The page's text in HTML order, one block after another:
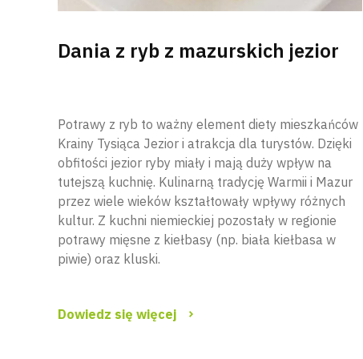
Dania z ryb z mazurskich jezior
Potrawy z ryb to ważny element diety mieszkańców
Krainy Tysiąca Jezior i atrakcja dla turystów. Dzięki
obfitości jezior ryby miały i mają duży wpływ na
tutejszą kuchnię. Kulinarną tradycję Warmii i Mazur
przez wiele wieków kształtowały wpływy różnych
kultur. Z kuchni niemieckiej pozostały w regionie
potrawy mięsne z kiełbasy (np. biała kiełbasa w
piwie) oraz kluski.
Dowiedz się więcej